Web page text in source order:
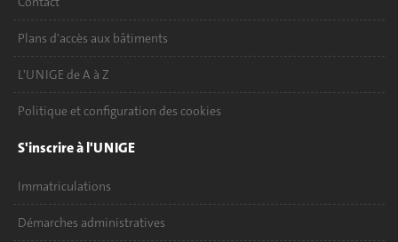
Plans d'accès aux bâtiments
L'UNIGE de A à Z
Politique et configuration des cookies
S'inscrire à l'UNIGE
Immatriculations
Démarches administratives